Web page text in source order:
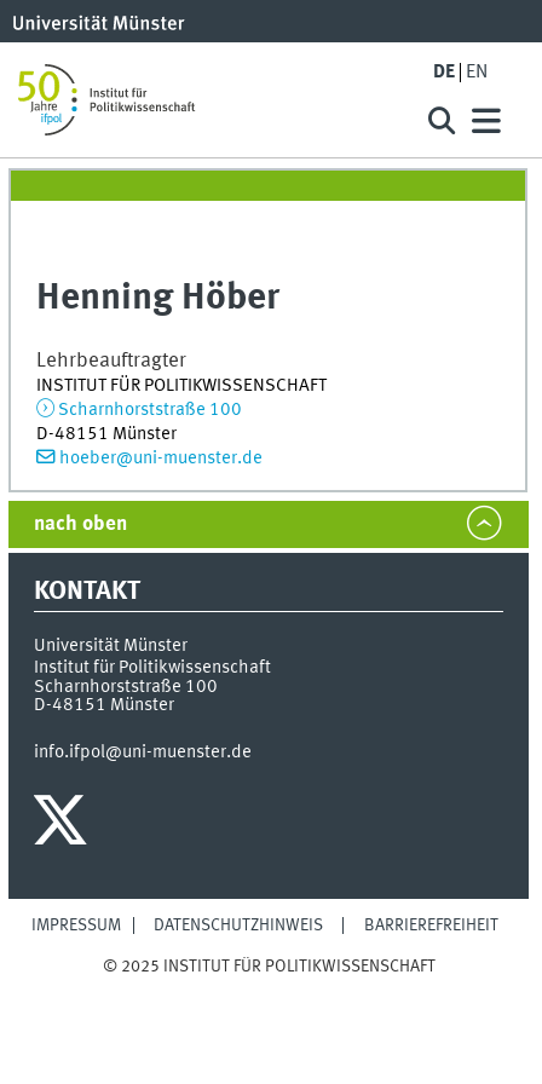
DE EN
Henning Höber
Lehrbeauftragter
INSTITUT FÜR POLITIKWISSENSCHAFT
Scharnhorststraße 100
D-48151 Münster
hoeber@uni-muenster.de
nach oben
KONTAKT
Universität Münster
Institut für Politikwissenschaft
Scharnhorststraße 100
D-48151 Münster
info.ifpol@uni-muenster.de
IMPRESSUM DATENSCHUTZHINWEIS BARRIEREFREIHEIT
© 2025 INSTITUT FÜR POLITIKWISSENSCHAFT